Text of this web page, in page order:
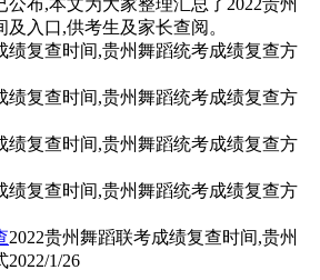
入口,供考生及家长查阅。
2022贵州舞蹈联考成绩复查时间,贵州
2022/1/26